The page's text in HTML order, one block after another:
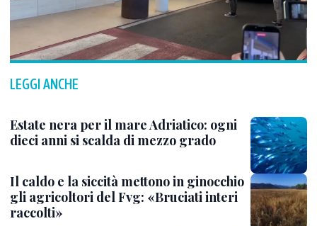
LEGGI ANCHE
Estate nera per il mare Adriatico: ogni
dieci anni si scalda di mezzo grado
Il caldo e la siccità mettono in ginocchio
gli agricoltori del Fvg: «Bruciati interi
raccolti»